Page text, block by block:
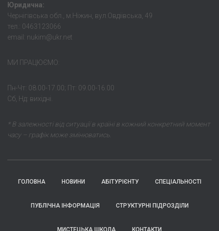
Юридична:
Чернігівська обл., м.Ніжин, вул.Овдіівська, 49
тел.: 0463123066
email: nukim@ukr.net
МИ ПРАЦЮЄМО:
Пн-Чт: 08.00-17.00; Пт: 09.00-16.00
Сб, Нд: вихідні.
* В залежності від ситуації в країні в кожний конкретний момент
часу – графік може змінюватись.
ГОЛОВНА НОВИНИ АБІТУРІЄНТУ СПЕЦІАЛЬНОСТІ
ПУБЛІЧНА ІНФОРМАЦІЯ СТРУКТУРНІ ПІДРОЗДІЛИ